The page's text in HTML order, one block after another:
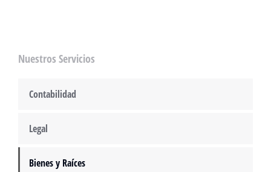
Nuestros Servicios
Contabilidad
Legal
Bienes y Raíces